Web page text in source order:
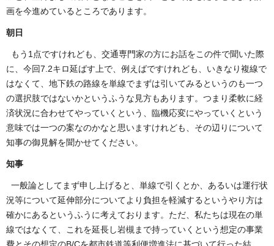
画を今進めているところであります。
朝日
もう1点ですけれども、交通専門家の方にお話をこの件で聞いた際
に、今回7.2キロ延ばす上で、例えばですけれども、いきなり複線で
はなくて、地下鉄の路線を単線でまずは引いてみるというのも一つ
の選択肢ではないかというふうな見方もあります。つまり柔軟に経
済状況に合わせてやっていくという、臨機応変にやっていくという
意味では一つの案なのかなと思いますけれども、その辺りについて
知事の御見解を聞かせてください。
知事
一般論としてまず申し上げると、単線で引くとか、あるいは運行状
況等について延伸部分についてより負担を軽減するというやり方は
確かにあるというふうに考えております。ただ、私たちは現在の単
線ではなくて、これを延長し岩槻まで持っていくという想定の事業